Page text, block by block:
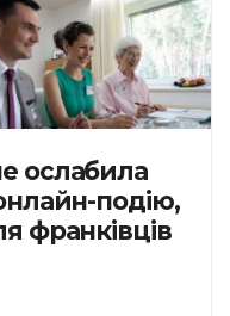
ослабила
подію,
франківців